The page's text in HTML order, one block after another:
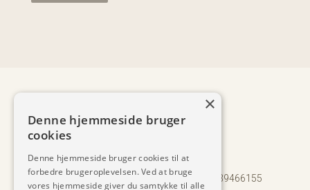
+45 2044 9918
 Porsvej 6, 8220 Brabrand (Aarhus)
© 2017-2025 Sølvsten Arkitektur ApS | CVR 39466155
×
Denne hjemmeside bruger
cookies
Denne hjemmeside bruger cookies til at
forbedre brugeroplevelsen. Ved at bruge
vores hjemmeside giver du samtykke til alle